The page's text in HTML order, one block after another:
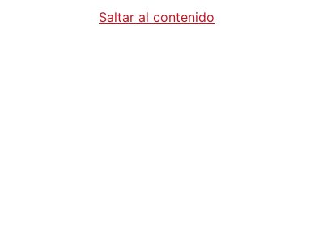
Saltar al contenido